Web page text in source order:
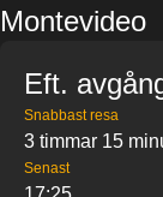
Montevideo
Eft.
Snabbast resa
3 timmar 15
Senast